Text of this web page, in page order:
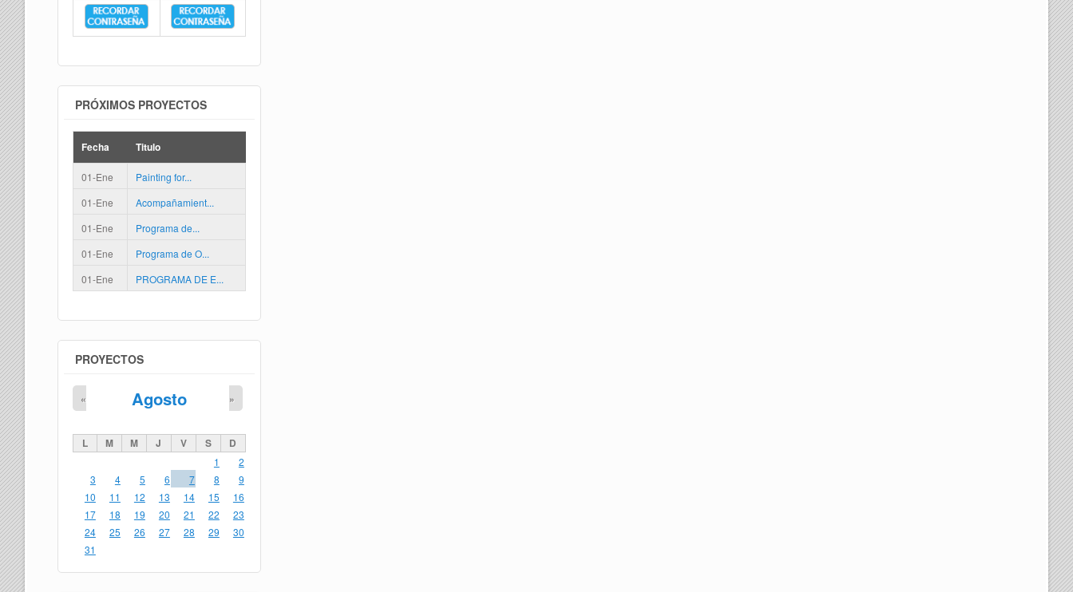
PRÓXIMOS PROYECTOS
Fecha Titulo
01-Ene
Painting for...
01-Ene
Acompañamient...
01-Ene
Programa de...
01-Ene
Programa de O...
01-Ene
PROGRAMA DE E...
PROYECTOS
Agosto
« »
L M M J V S D
1
2
3
4 5 6 7 8
9
10
11 12 13 14 15
16
17
18 19 20 21 22
23
24
25 26 27 28 29
30
31